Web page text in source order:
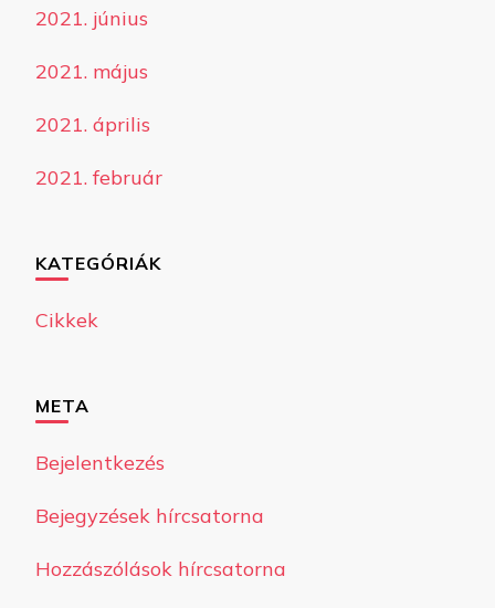
2021. június
2021. május
2021. április
2021. február
KATEGÓRIÁK
Cikkek
META
Bejelentkezés
Bejegyzések hírcsatorna
Hozzászólások hírcsatorna